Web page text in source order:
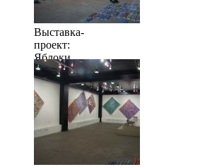
Выставка-
проект:
Яблоки
когда их
много